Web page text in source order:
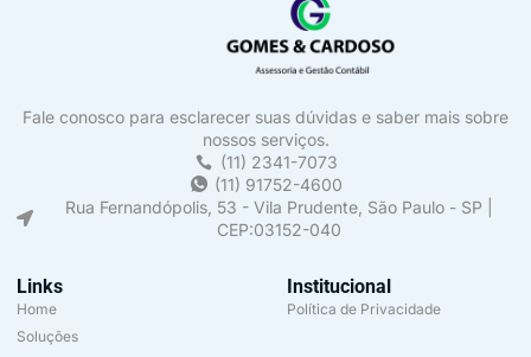
Fale conosco para esclarecer suas dúvidas e saber mais sobre
nossos serviços.
(11) 2341-7073
(11) 91752-4600
Rua Fernandópolis, 53 - Vila Prudente, São Paulo - SP |
CEP:03152-040
Links
Home
Soluções
Institucional
Política de Privacidade